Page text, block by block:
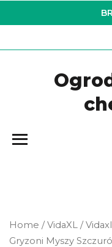
to
Home /VidaXL /
Gryzoni Myszy